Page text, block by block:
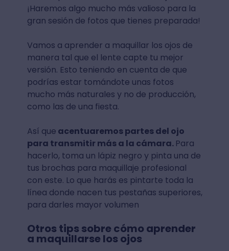
¡Haremos algo mucho más valioso para la
gran sesión de fotos que tienes preparada!
Vamos a aprender a maquillar los ojos de
manera tal que el lente capte tu mejor
versión. Esto teniendo en cuenta de que
podrías estar tomándote unas fotos
mucho más naturales y no de producción,
como las de una fiesta.
Así que acentuaremos partes del ojo
para transmitir más a la cámara. Para
hacerlo, toma un lápiz negro y pinta una de
tus brochas para maquillaje profesional
con este. Lo que harás es pintarte toda la
línea donde nacen tus pestañas superiores,
para darles mayor volumen
Otros tips sobre cómo aprender
a maquillarse los ojos